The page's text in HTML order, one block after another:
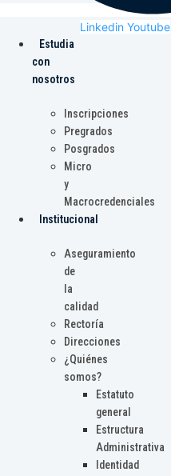
Linkedin Youtube
Estudia
con
nosotros
Inscripciones
Pregrados
Posgrados
Micro
y
Macrocredenciales
Institucional
Aseguramiento
de
la
calidad
Rectoría
Direcciones
¿Quiénes
somos?
Estatuto
general
Estructura
Administrativa
Identidad